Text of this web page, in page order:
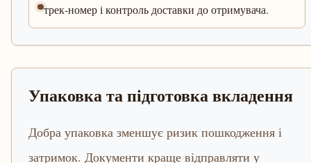
трек-номер і контроль доставки до отримувача.
Упаковка та підготовка вкладення
Добра упаковка зменшує ризик пошкодження і
затримок. Документи краще відправляти у